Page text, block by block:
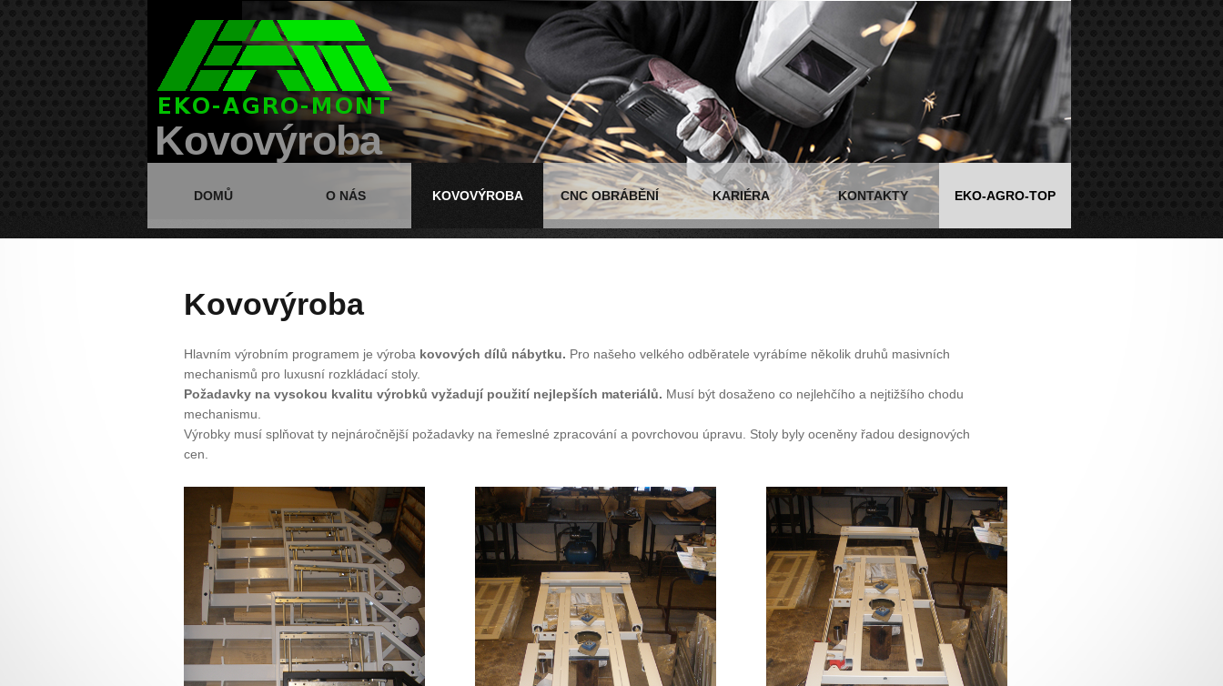
Kovovýroba
DOMŮ O NÁS KOVOVÝROBA CNC OBRÁBĚNÍ KARIÉRA KONTAKTY EKO-AGRO-TOP
Kovovýroba
Hlavním výrobním programem je výroba kovových dílů nábytku. Pro našeho velkého odběratele vyrábíme několik druhů masivních
mechanismů pro luxusní rozkládací stoly.
Požadavky na vysokou kvalitu výrobků vyžadují použití nejlepších materiálů. Musí být dosaženo co nejlehčího a nejtižšího chodu
mechanismu.
Výrobky musí splňovat ty nejnáročnější požadavky na řemeslné zpracování a povrchovou úpravu. Stoly byly oceněny řadou designových
cen.